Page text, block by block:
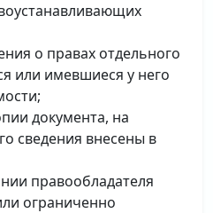
о правах отдельного
или имевшиеся у него
документа, на
сведения внесены в
правообладателя
ограниченно